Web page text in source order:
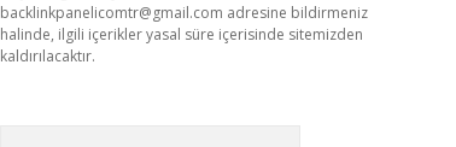
backlinkpanelicomtr@gmail.com adresine bildirmeniz
halinde, ilgili içerikler yasal süre içerisinde sitemizden
kaldırılacaktır.